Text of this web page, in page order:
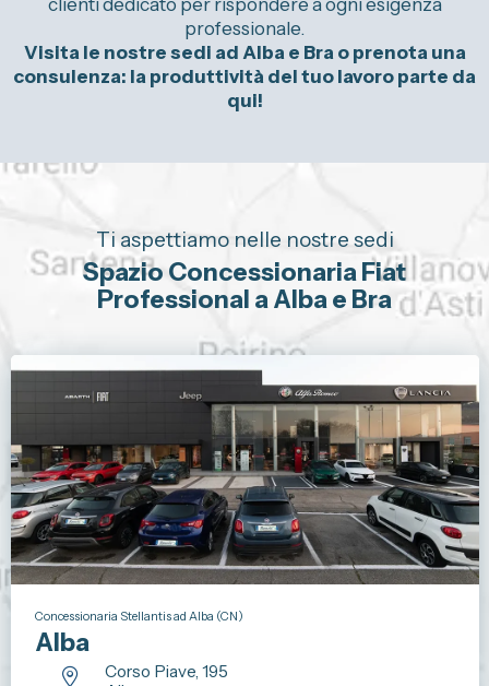
professionale.
Visita le nostre sedi ad Alba e Bra o prenota una
consulenza: la produttività del tuo lavoro parte da
qui!
Ti aspettiamo nelle nostre sedi
Spazio Concessionaria Fiat
Professional a Alba e Bra
Concessionaria Stellantis ad Alba (CN)
Alba
Corso Piave, 195